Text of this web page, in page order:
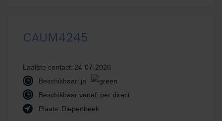
CAUM4245
Laatste contact: 24-07-2026
Beschikbaar: ja
Beschikbaar vanaf: per direct
Plaats: Diepenbeek